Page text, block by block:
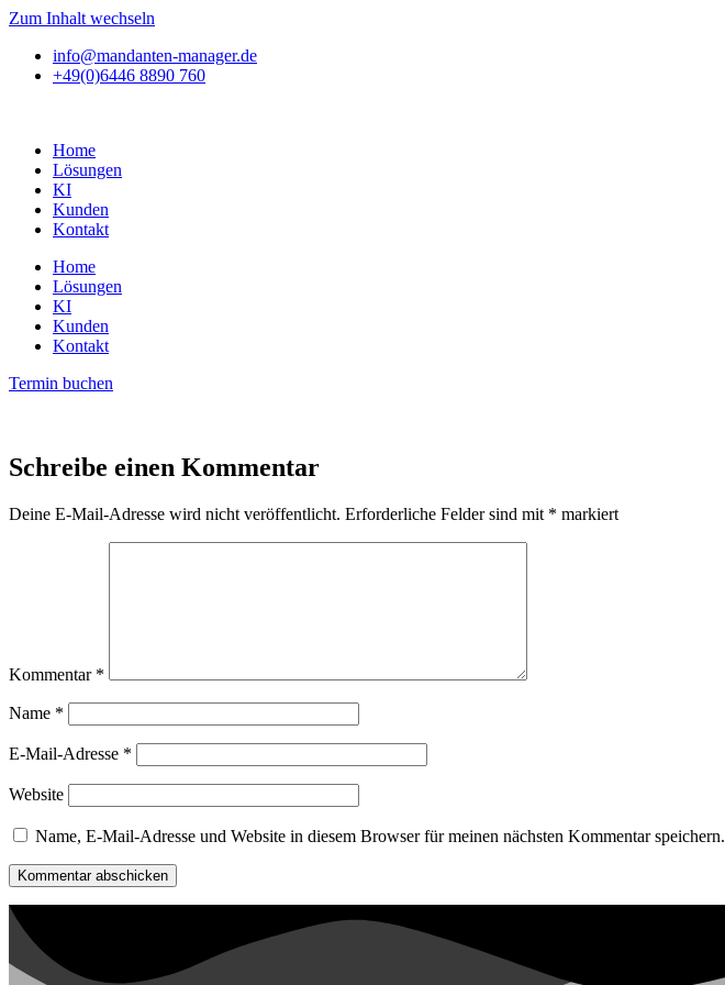
Zum Inhalt wechseln
info@mandanten-manager.de
+49(0)6446 8890 760
Home
Lösungen
KI
Kunden
Kontakt
Home
Lösungen
KI
Kunden
Kontakt
Termin buchen
Schreibe einen Kommentar
Deine E-Mail-Adresse wird nicht veröffentlicht. Erforderliche Felder sind mit * markiert
Kommentar *
Name *
E-Mail-Adresse *
Website
Name, E-Mail-Adresse und Website in diesem Browser für meinen nächsten Kommentar speichern.